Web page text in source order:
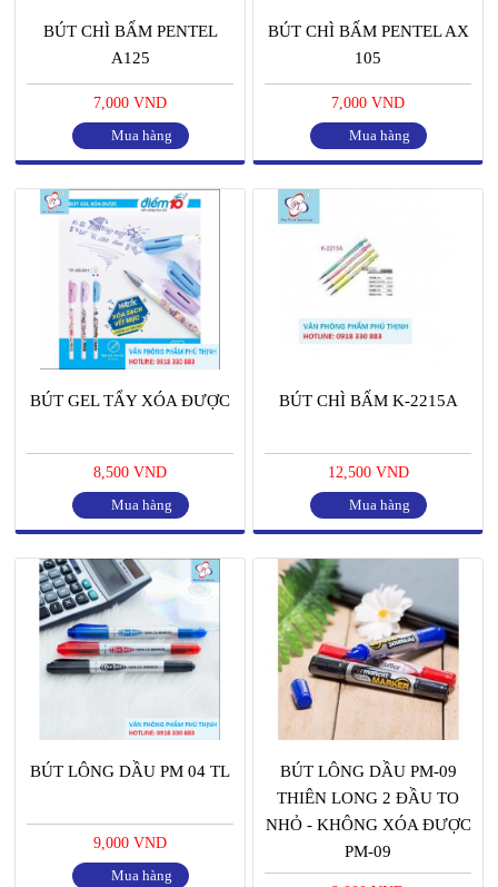
BÚT CHÌ BẤM PENTEL
A125
7,000 VND
Mua hàng
BÚT CHÌ BẤM PENTEL AX
105
7,000 VND
Mua hàng
BÚT GEL TẨY XÓA ĐƯỢC
8,500 VND
Mua hàng
BÚT CHÌ BẤM K-2215A
12,500 VND
Mua hàng
BÚT LÔNG DẦU PM 04 TL
9,000 VND
Mua hàng
BÚT LÔNG DẦU PM-09
THIÊN LONG 2 ĐẦU TO
NHỎ - KHÔNG XÓA ĐƯỢC
PM-09